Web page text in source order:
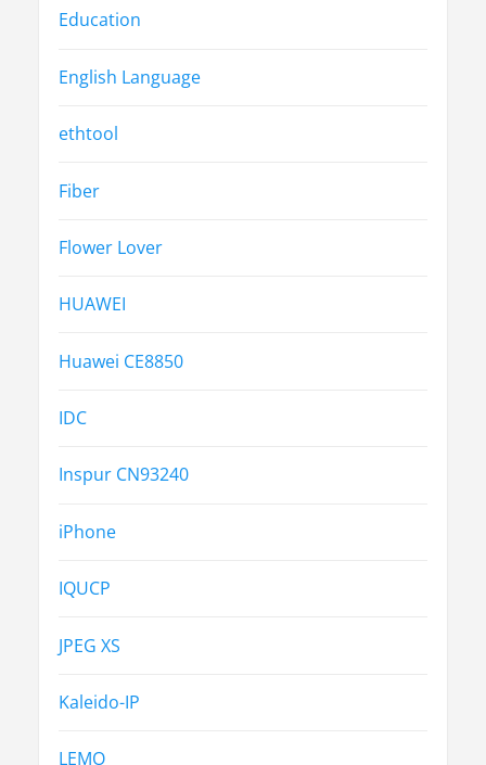
Education
English Language
ethtool
Fiber
Flower Lover
HUAWEI
Huawei CE8850
IDC
Inspur CN93240
iPhone
IQUCP
JPEG XS
Kaleido-IP
LEMO